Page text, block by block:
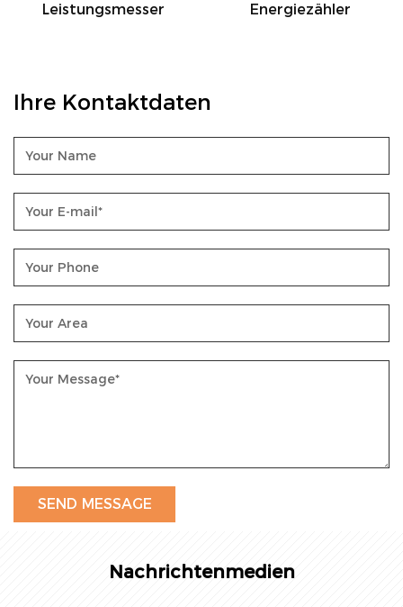
Leistungsmesser
Energiezähler
Ihre Kontaktdaten
Nachrichtenmedien